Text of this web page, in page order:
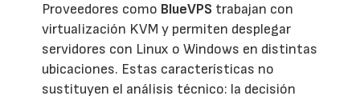
Proveedores como BlueVPS trabajan con
virtualización KVM y permiten desplegar
servidores con Linux o Windows en distintas
ubicaciones. Estas características no
sustituyen el análisis técnico: la decisión